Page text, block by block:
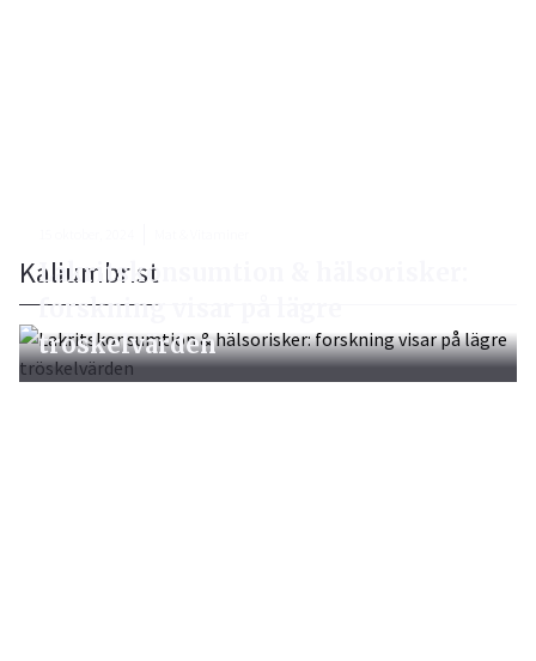
Kaliumbrist
Lakritskonsumtion & hälsorisker:
forskning visar på lägre
tröskelvärden